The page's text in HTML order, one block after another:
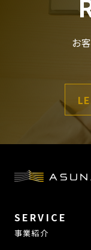
お
SERVICE
事業紹介